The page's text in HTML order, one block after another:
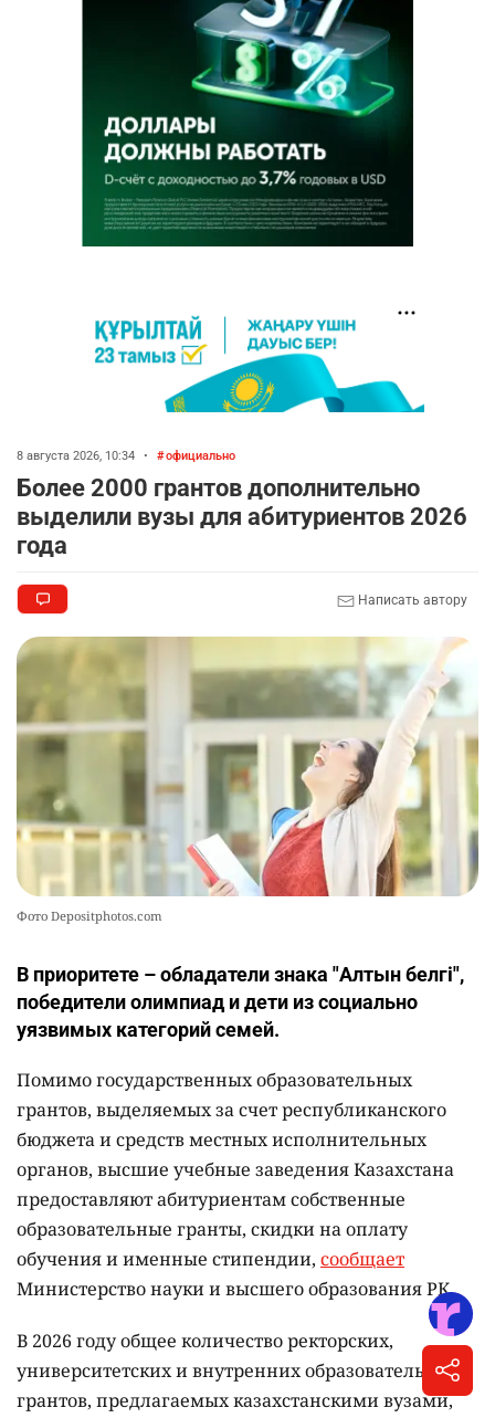
8 августа 2026, 10:34 • официально
Более 2000 грантов дополнительно
выделили вузы для абитуриентов 2026
года
Написать автору
Фото Depositphotos.com
В приоритете – обладатели знака "Алтын белгі",
победители олимпиад и дети из социально
уязвимых категорий семей.
Помимо государственных образовательных
грантов, выделяемых за счет республиканского
бюджета и средств местных исполнительных
органов, высшие учебные заведения Казахстана
предоставляют абитуриентам собственные
образовательные гранты, скидки на оплату
обучения и именные стипендии, сообщает
Министерство науки и высшего образования РК.
В 2026 году общее количество ректорских,
университетских и внутренних образовательных
грантов, предлагаемых казахстанскими вузами,